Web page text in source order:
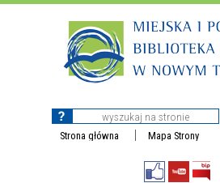
Strona główna Mapa Strony